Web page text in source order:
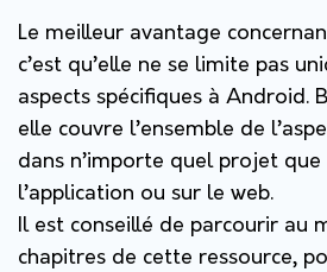
Le meilleur avantage
c’est qu’elle ne se limite pas
aspects spécifiques à Android.
elle couvre l’ensemble de
dans n’importe quel projet
l’application ou sur le web.
Il est conseillé de parcourir au
chapitres de cette ressource,